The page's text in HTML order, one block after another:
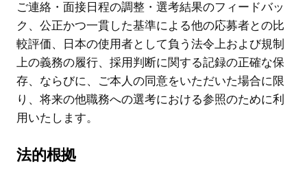
ご連絡・面接日程の調整・選考結果のフィードバッ
ク、公正かつ一貫した基準による他の応募者との比
較評価、日本の使用者として負う法令上および規制
上の義務の履行、採用判断に関する記録の正確な保
存、ならびに、ご本人の同意をいただいた場合に限
り、将来の他職務への選考における参照のために利
用いたします。
法的根拠